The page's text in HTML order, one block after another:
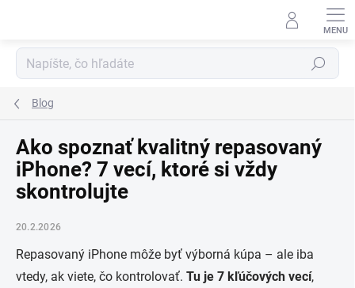
Hľadať
Blog
Ako spoznať kvalitný repasovaný
iPhone? 7 vecí, ktoré si vždy
skontrolujte
20.2.2026
Repasovaný iPhone môže byť výborná kúpa – ale iba
vtedy, ak viete, čo kontrolovať. Tu je 7 kľúčových vecí,